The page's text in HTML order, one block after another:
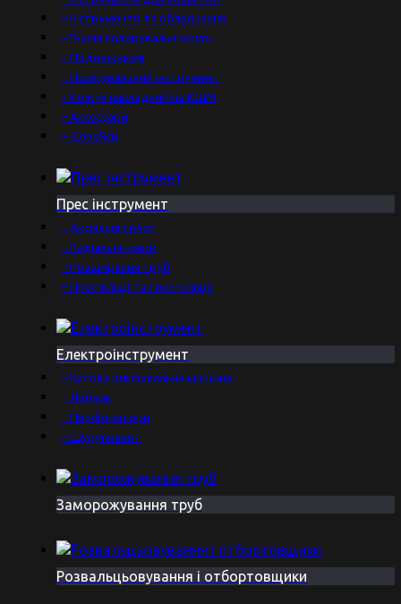
– Інструменти та обладнання
– Гнучкі полирувальні круги
– Подовжувачі
– Полірувальний інструмент
– Кожух накладний на КШМ
– Аксесуари
– Девайси
Прес інструмент
– Аксіальні преси
– Радіальні преси
– Розширення труб
– Прес-кліщі та прес-кільця
Електроінструмент
– Кутова шліфувальна машина
– Лобзик
– Перфоратори
– Шуруповерт
Заморожування труб
Розвальцьовування і отбортовщики